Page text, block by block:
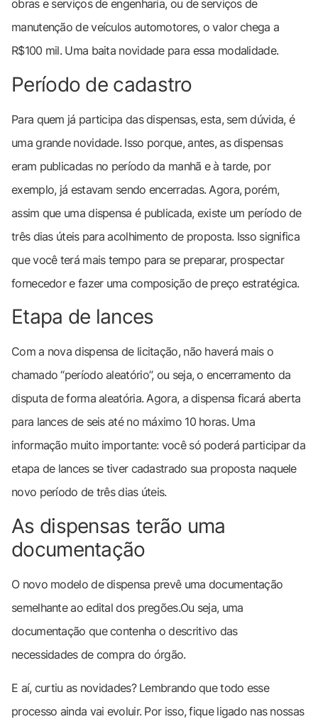
obras e serviços de engenharia, ou de serviços de
manutenção de veículos automotores, o valor chega a
R$100 mil. Uma baita novidade para essa modalidade.
Período de cadastro
Para quem já participa das dispensas, esta, sem dúvida, é
uma grande novidade. Isso porque, antes, as dispensas
eram publicadas no período da manhã e à tarde, por
exemplo, já estavam sendo encerradas. Agora, porém,
assim que uma dispensa é publicada, existe um período de
três dias úteis para acolhimento de proposta. Isso significa
que você terá mais tempo para se preparar, prospectar
fornecedor e fazer uma composição de preço estratégica.
Etapa de lances
Com a nova dispensa de licitação, não haverá mais o
chamado “período aleatório”, ou seja, o encerramento da
disputa de forma aleatória. Agora, a dispensa ficará aberta
para lances de seis até no máximo 10 horas. Uma
informação muito importante: você só poderá participar da
etapa de lances se tiver cadastrado sua proposta naquele
novo período de três dias úteis.
As dispensas terão uma
documentação
O novo modelo de dispensa prevê uma documentação
semelhante ao edital dos pregões.Ou seja, uma
documentação que contenha o descritivo das
necessidades de compra do órgão.
E aí, curtiu as novidades? Lembrando que todo esse
processo ainda vai evoluir. Por isso, fique ligado nas nossas